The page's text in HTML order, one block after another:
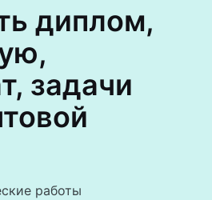
диплом,
задачи
работы